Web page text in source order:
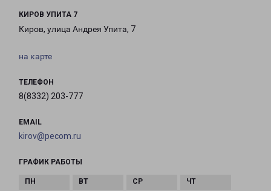
КИРОВ УПИТА 7
Киров, улица Андрея Упита, 7
на карте
ТЕЛЕФОН
8(8332) 203-777
EMAIL
kirov@pecom.ru
ГРАФИК РАБОТЫ